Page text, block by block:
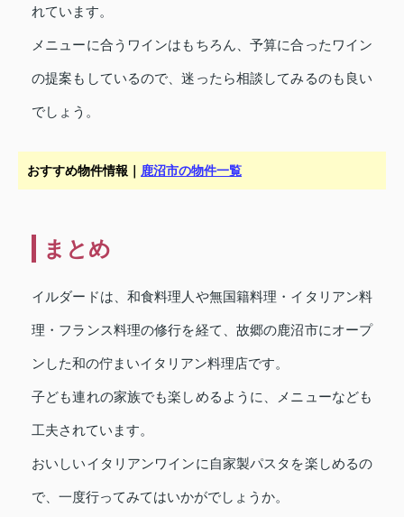
れています。
メニューに合うワインはもちろん、予算に合ったワイン
の提案もしているので、迷ったら相談してみるのも良い
でしょう。
おすすめ物件情報｜ 鹿沼市の物件一覧
まとめ
イルダードは、和食料理人や無国籍料理・イタリアン料
理・フランス料理の修行を経て、故郷の鹿沼市にオープ
ンした和の佇まいイタリアン料理店です。
子ども連れの家族でも楽しめるように、メニューなども
工夫されています。
おいしいイタリアンワインに自家製パスタを楽しめるの
で、一度行ってみてはいかがでしょうか。